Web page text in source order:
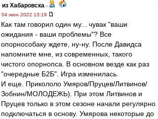
из Хабаровска -
04 июн 2022 13:19
Как там говорил один му... чувак "ваши
ожидания - ваши проблемы"? Все
опорнособаку ждете, ну-ну. После Давидса
напомните мне, из современных, такого
чистого опорнопса. В основном везде как раз
"очередные Б2Б". Игра изменилась.
И еще. Прикололо Умяров/Пруцев/Литвинов/
Зобнин/МОЛОДЕЖЬ). При этом Литвинов и
Пруцев только в этом сезоне начали регулярно
подключаться в основу. Умярова некоторые до